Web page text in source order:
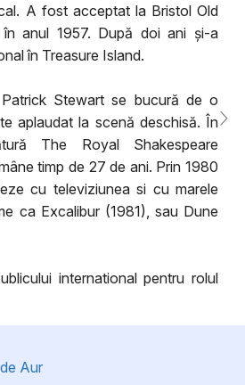
A fost acceptat la Bristol Old
anul 1957. După doi ani și-a
în Treasure Island.
Stewart se bucură de o
aplaudat la scenă deschisă. În
The Royal Shakespeare
timp de 27 de ani. Prin 1980
cu televiziunea si cu marele
ca Excalibur (1981), sau Dune
international pentru rolul
Aur